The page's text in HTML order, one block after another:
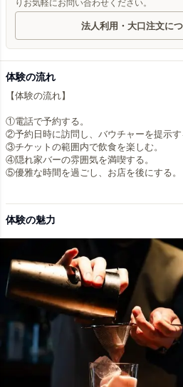
りお気軽にお問い合わせください。
法人利用・大口注文に
体験の流れ
【体験の流れ】
①電話で予約する。
②予約日時に訪問し、バウチャーを提示す
③チケットの範囲内で飲食を楽しむ。
④隠れ家バーの雰囲気を満喫する。
⑤優雅な時間を過ごし、お店を後にする。
体験の魅力